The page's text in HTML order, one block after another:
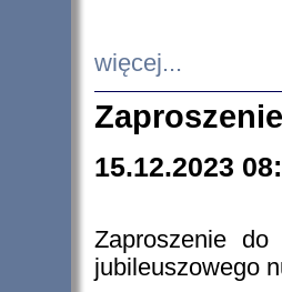
więcej...
15.12.2023
Zaproszenie do
jubileuszowego